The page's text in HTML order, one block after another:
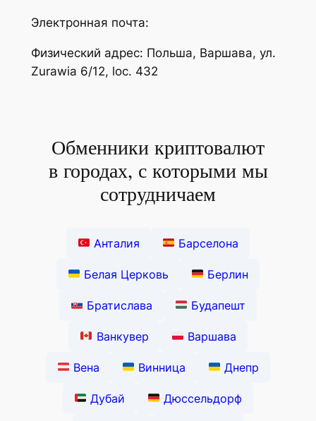
Электронная почта:
Физический адрес: Польша, Варшава, ул.
Zurawia 6/12, loc. 432
Обменники криптовалют
в городах, с которыми мы
сотрудничаем
Анталия Барселона
Белая Церковь Берлин
Братислава Будапешт
Ванкувер Варшава
Вена Винница Днепр
Дубай Дюссельдорф